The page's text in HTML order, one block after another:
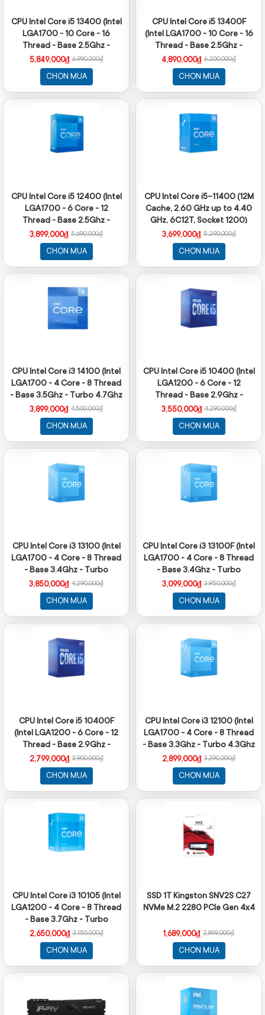
CPU Intel Core i5 13400 (Intel
LGA1700 - 10 Core - 16
Thread - Base 2.5Ghz -
Turbo 4.6Ghz - Cache 20MB)
5,849,000₫ 6,990,000₫
CHỌN MUA
CPU Intel Core i5 13400F
(Intel LGA1700 - 10 Core - 16
Thread - Base 2.5Ghz -
Turbo 4.6Ghz - Cache 20MB
- No iGPU)
4,890,000₫ 6,200,000₫
CHỌN MUA
CPU Intel Core i5 12400 (Intel
LGA1700 - 6 Core - 12
Thread - Base 2.5Ghz -
Turbo 4.4Ghz - Cache 18MB)
3,899,000₫ 5,690,000₫
CHỌN MUA
CPU Intel Core i5-11400 (12M
Cache, 2.60 GHz up to 4.40
GHz, 6C12T, Socket 1200)
3,699,000₫ 5,290,000₫
CHỌN MUA
CPU Intel Core i3 14100 (Intel
LGA1700 - 4 Core - 8 Thread
- Base 3.5Ghz - Turbo 4.7Ghz
- Cache 12MB)
3,899,000₫ 4,500,000₫
CHỌN MUA
CPU Intel Core i5 10400 (Intel
LGA1200 - 6 Core - 12
Thread - Base 2.9Ghz -
Turbo 4.3Ghz - Cache 12MB)
3,550,000₫ 4,290,000₫
CHỌN MUA
CPU Intel Core i3 13100 (Intel
LGA1700 - 4 Core - 8 Thread
- Base 3.4Ghz - Turbo
4.5Ghz - Cache 12MB)
3,850,000₫ 4,290,000₫
CHỌN MUA
CPU Intel Core i3 13100F (Intel
LGA1700 - 4 Core - 8 Thread
- Base 3.4Ghz - Turbo
4.5Ghz - Cache 12MB - No
iGPU)
3,099,000₫ 3,950,000₫
CHỌN MUA
CPU Intel Core i5 10400F
(Intel LGA1200 - 6 Core - 12
Thread - Base 2.9Ghz -
Turbo 4.3Ghz - Cache 12MB -
No iGPU)
2,799,000₫ 3,900,000₫
CHỌN MUA
CPU Intel Core i3 12100 (Intel
LGA1700 - 4 Core - 8 Thread
- Base 3.3Ghz - Turbo 4.3Ghz
- Cache 12MB)
2,899,000₫ 3,390,000₫
CHỌN MUA
CPU Intel Core i3 10105 (Intel
LGA1200 - 4 Core - 8 Thread
- Base 3.7Ghz - Turbo
4.4Ghz - Cache 6MB)
2,650,000₫ 3,150,000₫
CHỌN MUA
SSD 1T Kingston SNV2S C27
NVMe M.2 2280 PCIe Gen 4x4
1,689,000₫ 2,899,000₫
CHỌN MUA